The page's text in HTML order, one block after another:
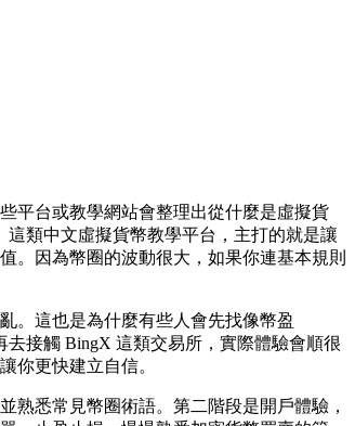
平台或教學網站會整理出從什麼是虛擬貨
類中文虛擬貨幣教學平台，主打的就是讓
。因為幣圈的波動很大，如果你連基本規則
。這也是為什麼有些人會先找像幣盈
接觸 BingX 這類交易所，實際體驗會順很
你更快建立自信。
熟悉常見幣圈術語。第二階段是開戶體驗，